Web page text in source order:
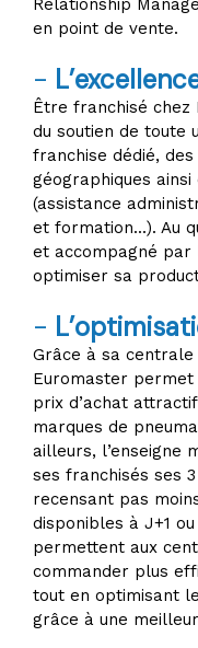
Relationship
en point de vente.
-
Être franchisé chez
du soutien de toute
franchise dédié,
géographiques ainsi
(assistance
et formation...). Au
et accompagné
optimiser sa
-
Grâce à sa centrale
Euromaster permet
prix d’achat
marques de
ailleurs, l’enseigne
ses franchisés ses
recensant pas
disponibles à J+1
permettent aux
commander plus
tout en optimisant
grâce à une